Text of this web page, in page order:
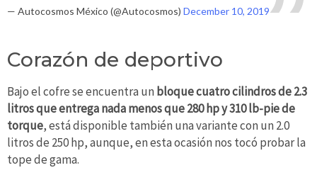
— Autocosmos México (@Autocosmos) December 10, 2019
Corazón de deportivo
Bajo el cofre se encuentra un bloque cuatro cilindrosde 2.3
litros que entrega nada menos que 280 hp y 310 lb-pie de
torque, está disponible también una variante con un 2.0
litros de 250 hp, aunque, en esta ocasión nos tocó probar la
tope de gama.